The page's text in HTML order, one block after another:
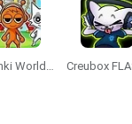
Sprunki World Online RP: Play with Friends! Creubox